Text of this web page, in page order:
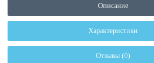
Описание
Характеристики
Отзывы (0)